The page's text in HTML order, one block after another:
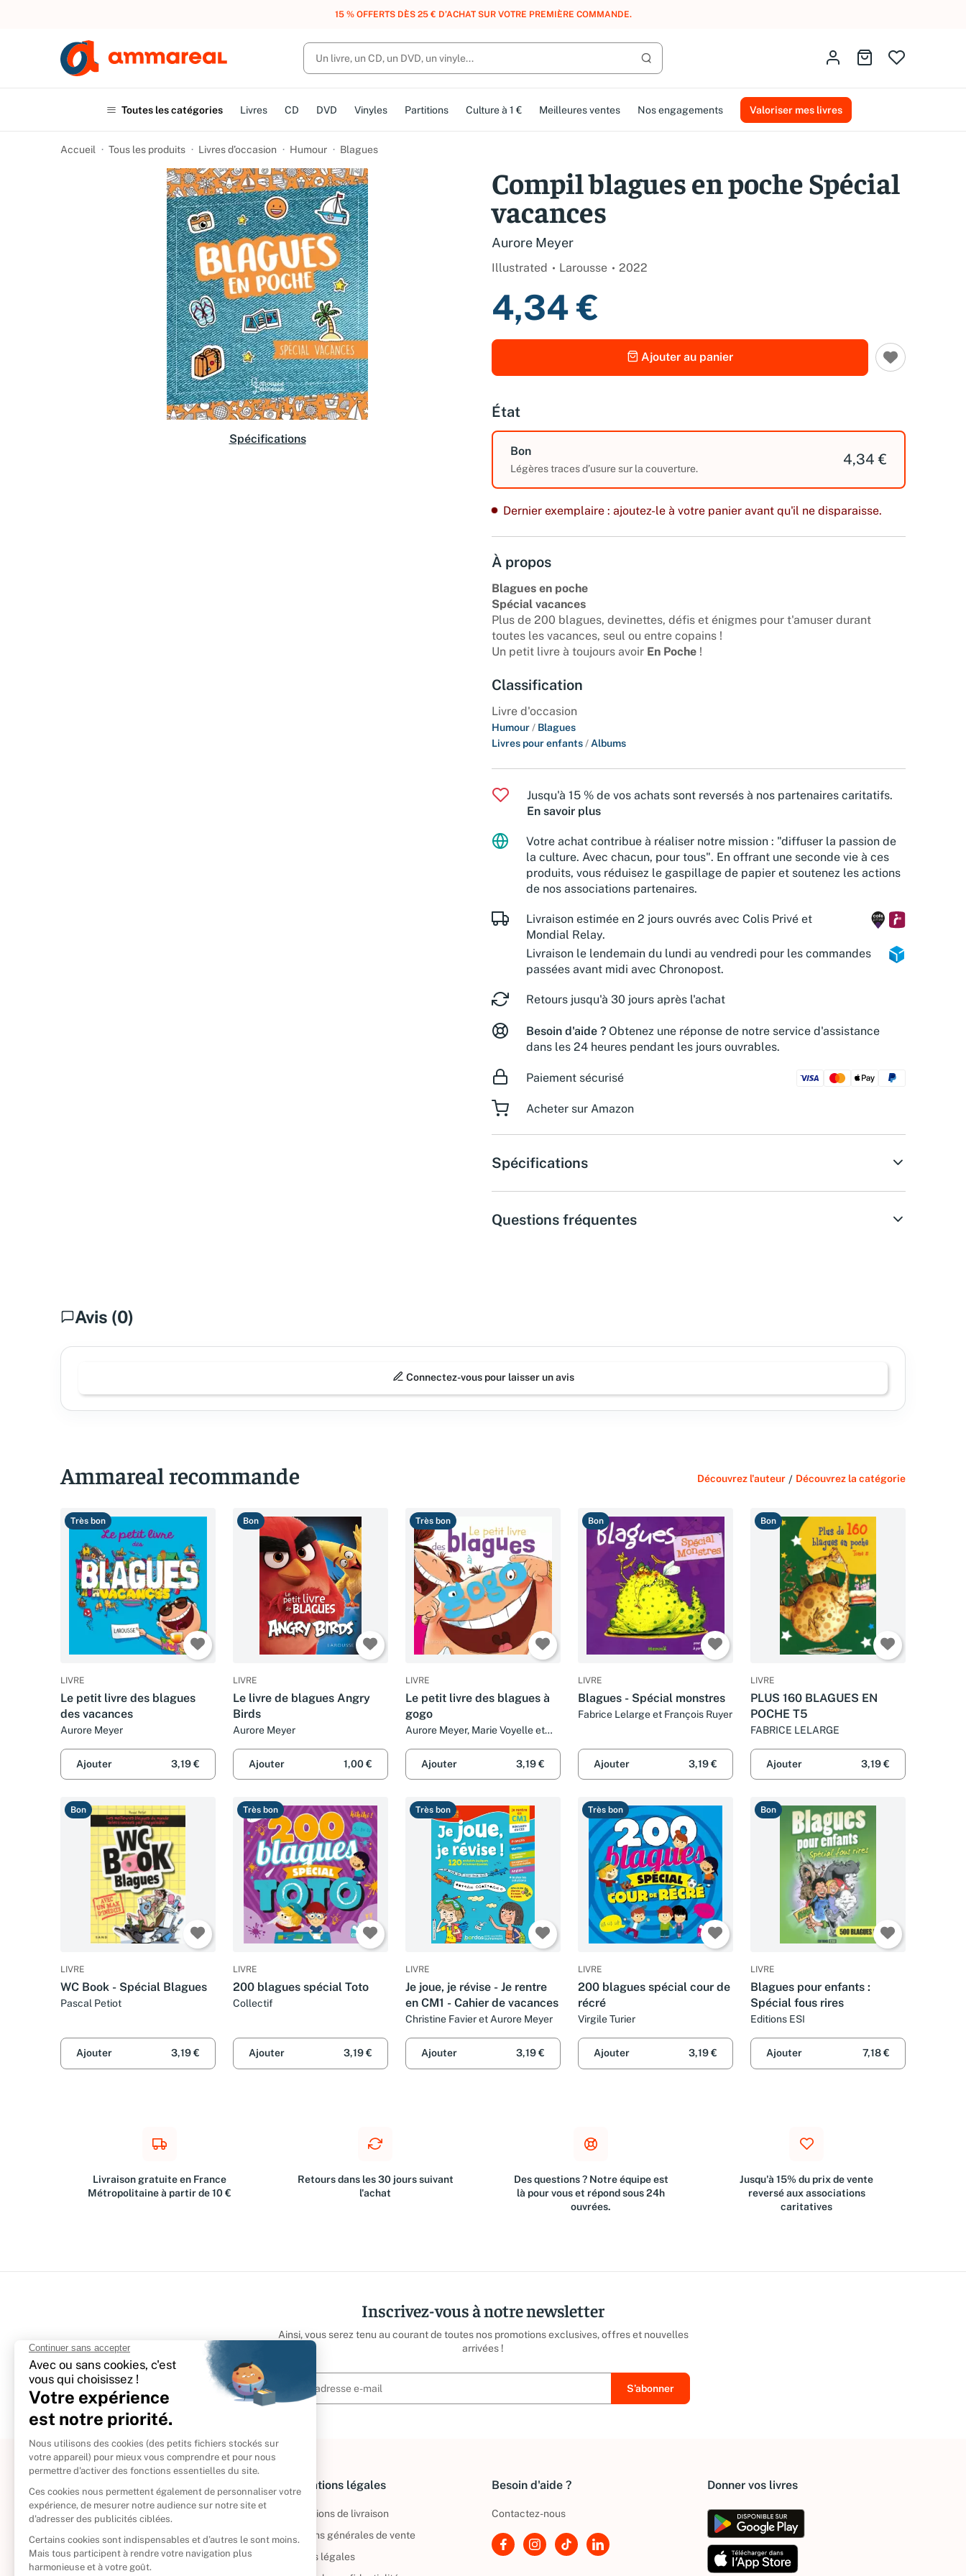
UN ACHAT, DES POINTS, DES RÉCOMPENSES :REJOIGNEZ GRATUITEMENT LE CLUB AMMAREAL.
Lancer la recherche
Identifiez-vousAller au panier
Toutes les catégories Livres CD DVD Vinyles Partitions Culture à 1 € Meilleures ventes Nos engagements Valoriser mes livres
Accueil Tous les produits Livres d’occasion Humour Blagues
Spécifications
Compil blagues en poche Spécial
vacances
Aurore Meyer
Illustrated Larousse 2022
4,34 €
Ajouter au panier
État
Bon
Légères traces d’usure sur la couverture.
4,34 €
Dernier exemplaire : ajoutez-le à votre panier avant qu'il ne disparaisse.
À propos
Blagues en poche
Spécial vacances
Plus de 200 blagues, devinettes, défis et énigmes pour t'amuser durant
toutes les vacances, seul ou entre copains !
Un petit livre à toujours avoir En Poche !
Classification
Livre d'occasion
Humour / Blagues
Livres pour enfants / Albums
Jusqu'à 15 % de vos achats sont reversés à nos partenaires caritatifs.
En savoir plus
Votre achat contribue à réaliser notre mission : "diffuser la passion de
la culture. Avec chacun, pour tous". En offrant une seconde vie à ces
produits, vous réduisez le gaspillage de papier et soutenez les actions
de nos associations partenaires.
Livraison estimée en 2 jours ouvrés avec Colis Privé et
Mondial Relay.
Livraison le lendemain du lundi au vendredi pour les commandes
passées avant midi avec Chronopost.
Retours jusqu'à 30 jours après l'achat
Besoin d'aide ? Obtenez une réponse de notre service d'assistance
dans les 24 heures pendant les jours ouvrables.
Paiement sécurisé
Acheter sur Amazon
Spécifications
Questions fréquentes
Avis (0)
Connectez-vous pour laisser un avis
Ammareal recommande Découvrez l'auteur / Découvrez la catégorie
Très bon
LIVRE
Le petit livre des blagues
des vacances
Aurore Meyer
Ajouter 3,19 €
Bon
LIVRE
Le livre de blagues Angry
Birds
Aurore Meyer
Ajouter 1,00 €
Très bon
LIVRE
Le petit livre des blagues à
gogo
Aurore Meyer, Marie Voyelle et
Ajouter
3,19 €
Bon
LIVRE
Blagues - Spécial monstres
Fabrice Lelarge et François Ruyer
Ajouter 3,19 €
Bon
LIVRE
PLUS 160 BLAGUES EN
POCHE T5
FABRICE LELARGE
Ajouter 3,19 €
Bon
LIVRE
WC Book - Spécial Blagues
Pascal Petiot
Ajouter 3,19 €
Très bon
LIVRE
200 blagues spécial Toto
Collectif
Ajouter 3,19 €
Très bon
LIVRE
Je joue, je révise - Je rentre
en CM1 - Cahier de vacances
Christine Favier et Aurore Meyer
Ajouter 3,19 €
Très bon
LIVRE
200 blagues spécial cour de
récré
Virgile Turier
Ajouter 3,19 €
Bon
LIVRE
Blagues pour enfants :
Spécial fous rires
Editions ESI
Ajouter 7,18 €
Livraison gratuite en France
Métropolitaine à partir de 10 €
Retours dans les 30 jours suivant
l'achat
Des questions ? Notre équipe est
là pour vous et répond sous 24h
ouvrées.
Jusqu'à 15% du prix de vente
reversé aux associations
caritatives
Inscrivez-vous à notre newsletter
Ainsi, vous serez tenu au courant de toutes nos promotions exclusives, offres et nouvelles
arrivées !
À propos
Politique de retour
Reprendre vos livres
Qui sommes-nous ?
Informations légales
Informations de livraison
Conditions générales de vente
Mentions légales
Besoin d'aide ?
Contactez-nous
Donner vos livres